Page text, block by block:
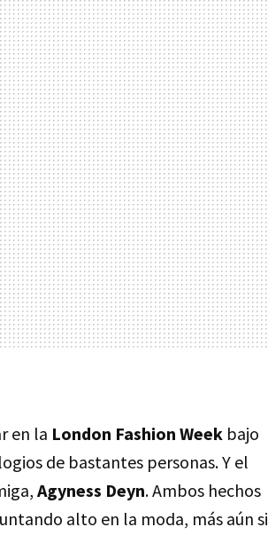
en la London Fashion Week bajo
de bastantes personas. Y el
Agyness Deyn. Ambos hechos
alto en la moda, más aún si